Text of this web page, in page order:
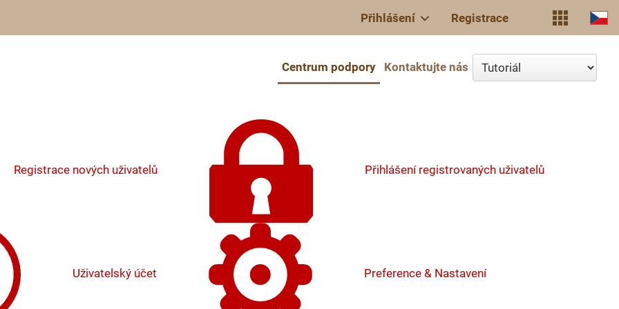
Přihlášení Registrace
Centrum podpory Kontaktujte nás
Registrace nových uživatelů Přihlášení registrovaných uživatelů
Uživatelský účet Preference & Nastavení